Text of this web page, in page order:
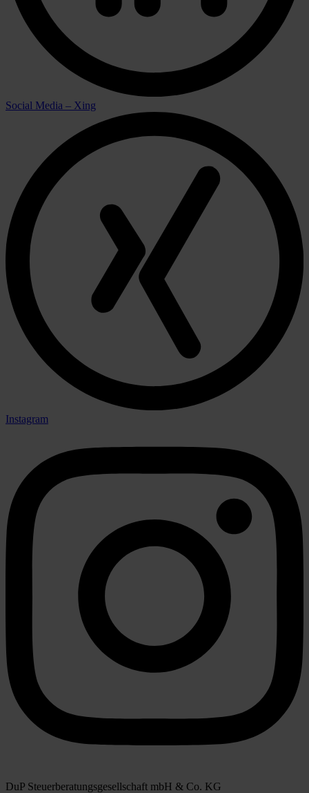
Social Media – Xing
Instagram
DuP Steuerberatungsgesellschaft mbH & Co. KG